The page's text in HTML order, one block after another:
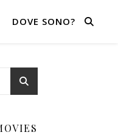
DOVE SONO?